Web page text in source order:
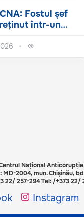
Fostul șef
într-un
Național
MD-2004, mun. Chișinău,
22/ 257-294 Tel: /+373 22/
Instagram